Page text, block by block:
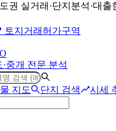
권 실거래·단지분석·대출
토지거래허가구역
중개 전문 분석
지도 단지 검색 시세